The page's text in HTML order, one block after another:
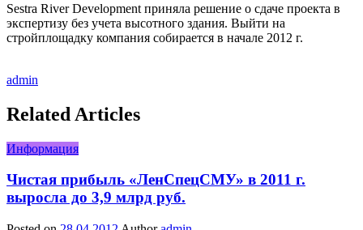
Sestra River Development приняла решение о сдаче проекта в
экспертизу без учета высотного здания. Выйти на
стройплощадку компания собирается в начале 2012 г.
admin
Related Articles
Информация
Чистая прибыль «ЛенСпецСМУ» в 2011 г.
выросла до 3,9 млрд руб.